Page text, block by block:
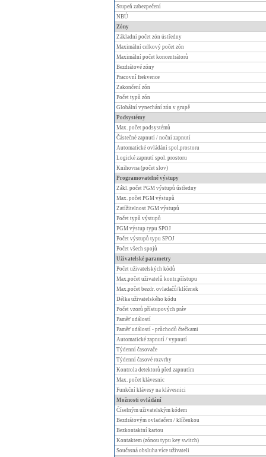
Stupeň zabezpečení
NBÚ
Zóny
Základní počet zón ústředny
Maximální celkový počet zón
Maximální počet koncentrátorů
Bezdrátové zóny
Pracovní frekvence
Zakončení zón
Počet typů zón
Globální vynechání zón v grupě
Podsystémy
Max. počet podsystémů
Částečné zapnutí / noční zapnutí
Automatické ovládání spol.prostoru
Logické zapnutí spol. prostoru
Knihovna (počet slov)
Programovatelné výstupy
Zákl. počet PGM výstupů ústředny
Max. počet PGM výstupů
Zatížitelnost PGM výstupů
Počet typů výstupů
PGM výstup typu SPOJ
Počet výstupů typu SPOJ
Počet všech spojů
Uživatelské parametry
Počet uživatelských kódů
Max.počet uživatelů kontr.přístupu
Max.počet bezdr. ovladačů/klíčenek
Délka uživatelského kódu
Počet vzorů přístupových práv
Paměť událostí
Paměť událostí - průchodů čtečkami
Automatické zapnutí / vypnutí
Týdenní časovače
Týdenní časové rozvrhy
Kontrola detektorů před zapnutím
Max. počet klávesnic
Funkční klávesy na klávesnici
Možnosti ovládání
Číselným uživatelským kódem
Bezdrátovým ovladačem / klíčenkou
Bezkontaktní kartou
Kontaktem (zónou typu key switch)
Současná obsluha více uživateli